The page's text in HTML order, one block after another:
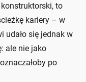
to
kariery – w
udało się jednak w
ale nie jako
po